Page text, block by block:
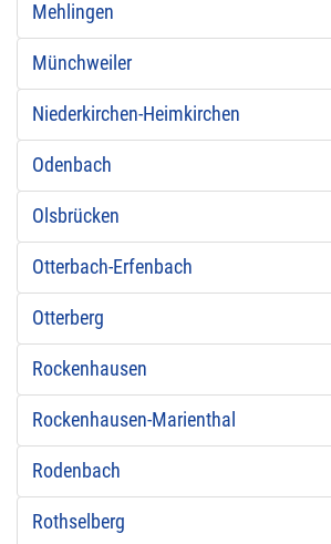
Mehlingen
Münchweiler
Niederkirchen-Heimkirchen
Odenbach
Olsbrücken
Otterbach-Erfenbach
Otterberg
Rockenhausen
Rockenhausen-Marienthal
Rodenbach
Rothselberg